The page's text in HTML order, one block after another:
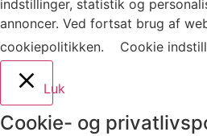
indstillinger, statistik og
annoncer. Ved fortsat brug af
cookiepolitikken.
Cookie
Luk
Cookie- og